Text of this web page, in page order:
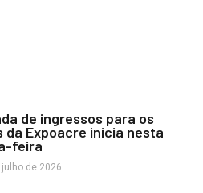
de ingressos para os
da Expoacre inicia nesta
feira
julho de 2026